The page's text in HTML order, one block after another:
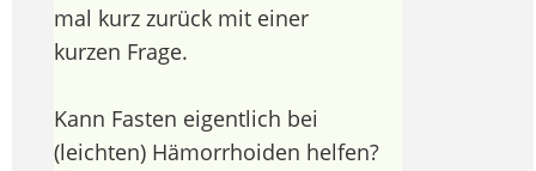
mal kurz zurück mit einer
kurzen Frage.
Kann Fasten eigentlich bei
(leichten) Hämorrhoiden helfen?